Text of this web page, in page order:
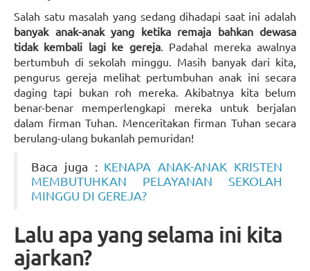
Salah satu masalah yang sedang dihadapi saat ini adalah
banyak anak-anak yang ketika remaja bahkan dewasa
tidak kembali lagi ke gereja. Padahal mereka awalnya
bertumbuh di sekolah minggu. Masih banyak dari kita,
pengurus gereja melihat pertumbuhan anak ini secara
daging tapi bukan roh mereka. Akibatnya kita belum
benar-benar memperlengkapi mereka untuk berjalan
dalam firman Tuhan. Menceritakan firman Tuhan secara
berulang-ulang bukanlah pemuridan!
Baca juga : KENAPA ANAK-ANAK KRISTEN
MEMBUTUHKAN PELAYANAN SEKOLAH
MINGGU DI GEREJA?
Lalu apa yang selama ini kita
ajarkan?